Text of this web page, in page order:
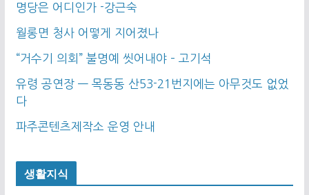
명당은 어디인가 -강근숙
월롱면 청사 어떻게 지어졌나
“거수기 의회” 불명예 씻어내야 – 고기석
유령 공연장 — 목동동 산53-21번지에는 아무것도 없었
다
파주콘텐츠제작소 운영 안내
생활지식